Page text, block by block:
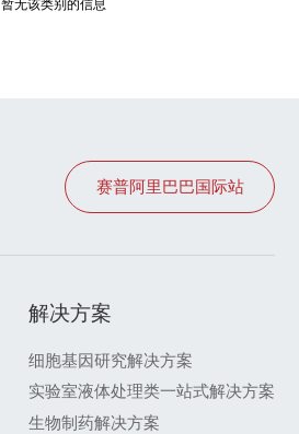
暂无该类别的信息
赛普阿里巴巴国际站
解决方案
细胞基因研究解决方案
实验室液体处理类一站式解决方案
生物制药解决方案